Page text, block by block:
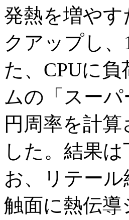
発熱を増やす
クアップし
た、CPUに
ムの「スー
円周率を計
した。結果
お、リテー
触面に熱伝